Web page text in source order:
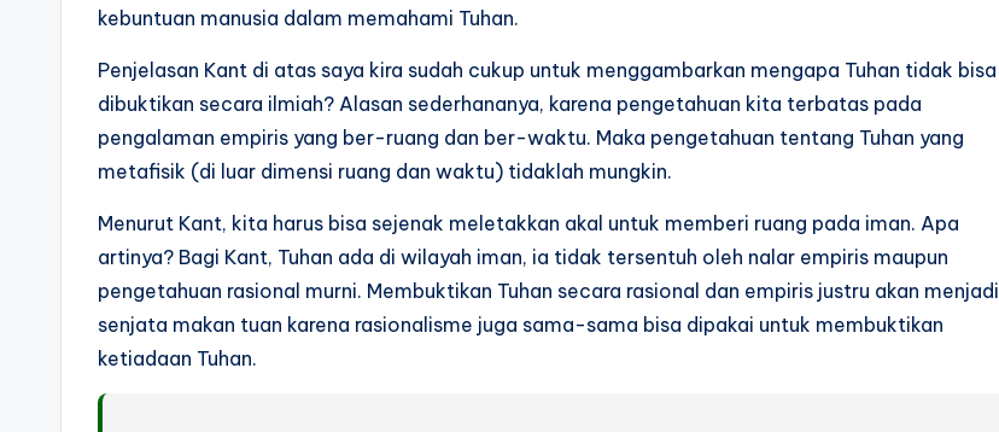
kebuntuan manusia dalam memahami Tuhan.
Penjelasan Kant di atas saya kira sudah cukup untuk menggambarkan mengapa Tuhan tidak bisa
dibuktikan secara ilmiah? Alasan sederhananya, karena pengetahuan kita terbatas pada
pengalaman empiris yang ber-ruang dan ber-waktu. Maka pengetahuan tentang Tuhan yang
metafisik (di luar dimensi ruang dan waktu) tidaklah mungkin.
Menurut Kant, kita harus bisa sejenak meletakkan akal untuk memberi ruang pada iman. Apa
artinya? Bagi Kant, Tuhan ada di wilayah iman, ia tidak tersentuh oleh nalar empiris maupun
pengetahuan rasional murni. Membuktikan Tuhan secara rasional dan empiris justru akan menjadi
senjata makan tuan karena rasionalisme juga sama-sama bisa dipakai untuk membuktikan
ketiadaan Tuhan.